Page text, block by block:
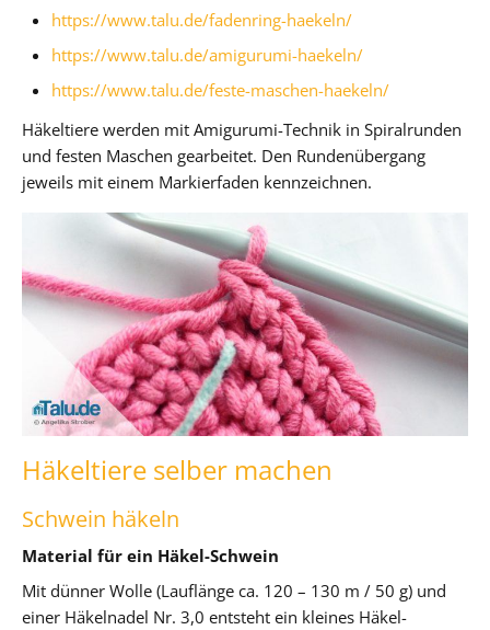
https://www.talu.de/fadenring-haekeln/
https://www.talu.de/amigurumi-haekeln/
https://www.talu.de/feste-maschen-haekeln/
Häkeltiere werden mit Amigurumi-Technik in Spiralrunden
und festen Maschen gearbeitet. Den Rundenübergang
jeweils mit einem Markierfaden kennzeichnen.
Häkeltiere selber machen
Schwein häkeln
Material für ein Häkel-Schwein
Mit dünner Wolle (Lauflänge ca. 120 – 130 m / 50 g) und
einer Häkelnadel Nr. 3,0 entsteht ein kleines Häkel-